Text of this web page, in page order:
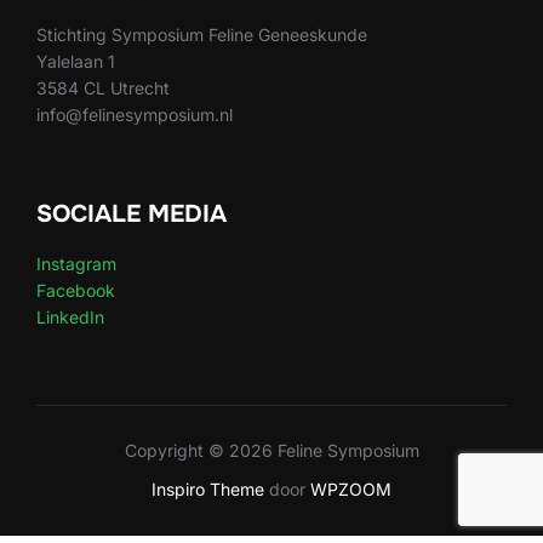
Stichting Symposium Feline Geneeskunde
Yalelaan 1
3584 CL Utrecht
info@felinesymposium.nl
SOCIALE MEDIA
Instagram
Facebook
LinkedIn
Copyright © 2026 Feline Symposium
Inspiro Theme door WPZOOM